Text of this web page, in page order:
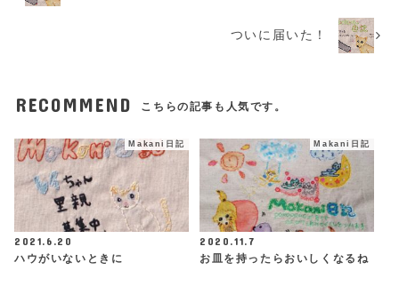
ついに届いた！
RECOMMEND こちらの記事も人気です。
Makani日記
2021.6.20
ハウがいないときに
Makani日記
2020.11.7
お皿を持ったらおいしくなるね